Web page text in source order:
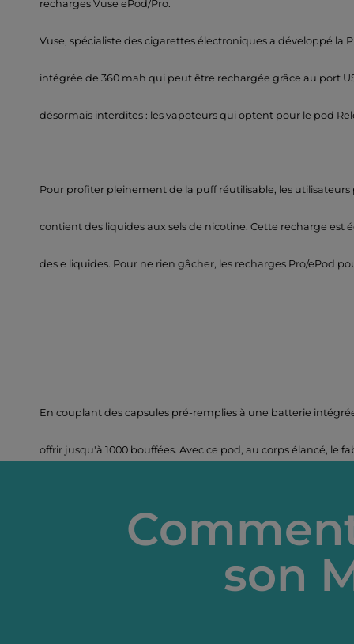
recharges Vuse ePod/Pro.
Vuse, spécialiste des cigarettes électroniques a développé
intégrée de 360 mah qui peut être rechargée grâce au port
désormais interdites : les vapoteurs qui optent pour le pod
Pour profiter pleinement de la puff réutilisable, les
contient des liquides aux sels de nicotine. Cette recharge
des e liquides. Pour ne rien gâcher, les recharges Pro/ePod
En couplant des capsules pré-remplies à une batterie
offrir jusqu'à 1000 bouffées. Avec ce pod, au corps élancé, le
son